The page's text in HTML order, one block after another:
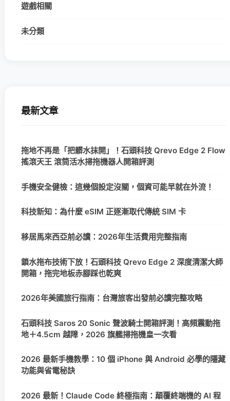
遊戲相關
未分類
最新文章
拖地不再是「把髒水抹開」！石頭科技 Qrevo Edge 2 Flow
搖滾天王 滾筒活水掃拖機器人開箱評測
手機安全健檢：這幾個設定沒關，個資可能早就在外流！
科技新知：為什麼 eSIM 正逐漸取代傳統 SIM 卡
移居馬來西亞前必讀：2026年生活費用完整指南
鎖水拖布技術下放！石頭科技 Qrevo Edge 2 深度清潔大師
開箱，拖完地板赤腳踩也乾爽
2026年美國旅行指南：台灣旅客出發前必讀完整攻略
石頭科技 Saros 20 Sonic 聲波騎士開箱評測！高頻震動拖
地＋4.5cm 越障，2026 旗艦掃拖機皇一次看
2026 最新手機教學：10 個 iPhone 與 Android 必學的隱藏
功能與省電秘訣
2026 最新！Claude Code 終極指南：顛覆終端機的 AI 程